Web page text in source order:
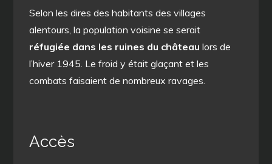
Selon les dires des habitants des villages
alentours, la population voisine se serait
réfugiée dans les ruines du château lors de
l’hiver 1945. Le froid y était glaçant et les
combats faisaient de nombreux ravages.
Accès